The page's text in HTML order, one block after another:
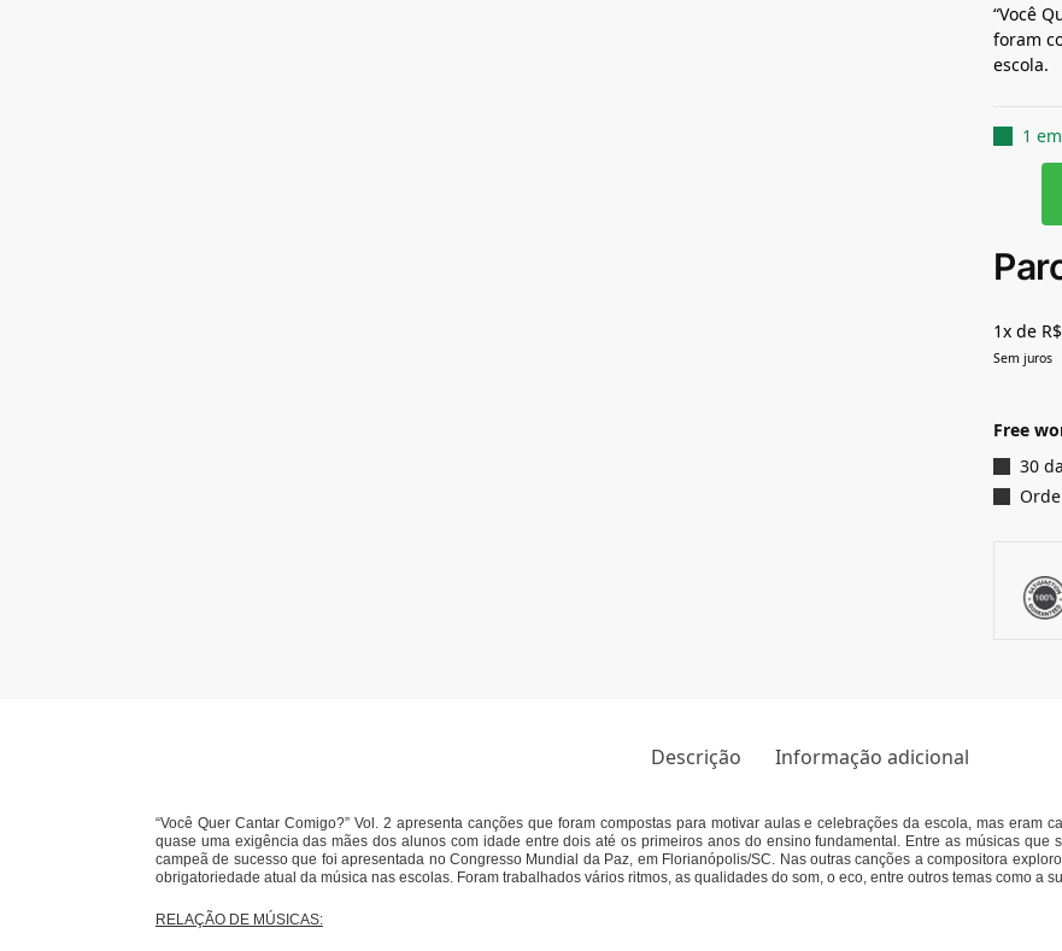
“Você
foram
escola.
1
1x de
Sem juros
Free
30
Descrição Informação adicional
“Você Quer Cantar Comigo?” Vol. 2 apresenta canções que foram compostas para motivar aulas e celebrações da escola, mas eram
quase uma exigência das mães dos alunos com idade entre dois até os primeiros anos do ensino fundamental. Entre as músicas que
campeã de sucesso que foi apresentada no Congresso Mundial da Paz, em Florianópolis/SC. Nas outras canções a compositora
obrigatoriedade atual da música nas escolas. Foram trabalhados vários ritmos, as qualidades do som, o eco, entre outros temas como a
RELAÇÃO DE MÚSICAS: